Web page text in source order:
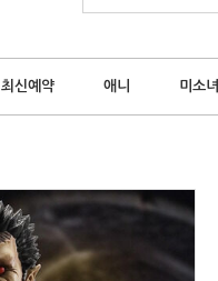
최신예약 애니 미소녀